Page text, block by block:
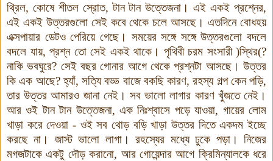
থ্রিল, কোষে শীতল স্রোত,টান টান উত্তেজনা। এই একই প্রশ্নের,
এই একই উত্তরগুলো সেই কবে থেকে চলে আসছে। এতদিনে বোধহয়
এক্সপায়ার ডেটও পেরিয়ে গেছে। সময়ের সঙ্গে সঙ্গে উত্তরগুলো বদলে
বদলে যায়, প্রশ্ন তো সেই একই থাকে। পৃথিবী চরম সংসারী (স্থির)?
নাকি ভবঘুরে? সেই বছর গোনার আগে থেকে প্রশ্নটা আসছে। উত্তর
কি এক আছে?হ্যাঁ, সত্যি বড্ড বাজে বকছি কারণ, রহস্য গল্প কেন পড়ি,
তার উত্তর আমারও জানা নেই। সব ভালো লাগার কারণ খুঁজতে নেই।
আর ওই টান টান উত্তেজনা,এক নিঃশ্বাসে পড়ে যাওয়া, গায়ের লোম
খাড়া করে দেওয়া - ওই সব থোড় বড়ি খাড়া উত্তর দিতে একদম ইচ্ছে
করছে না। জাস্ট ভালো লাগা। রহস্যের মধ্যে ঢুকে পড়া। নিজের
মগজটাকে একটু দৌড় করানো, আর গোয়েন্দার আগে ক্রিমিন্যালকে ধরে